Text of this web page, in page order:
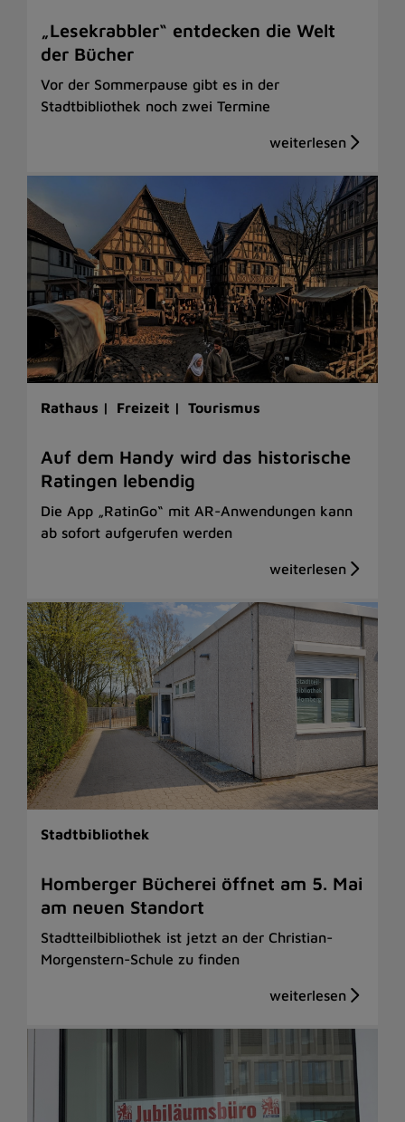
„Lesekrabbler“ entdecken die Welt
der Bücher
Vor der Sommerpause gibt es in der
Stadtbibliothek noch zwei Termine
Rathaus | Freizeit | Tourismus
Auf dem Handy wird das historische
Ratingen lebendig
Die App „RatinGo“ mit AR-Anwendungen kann
ab sofort aufgerufen werden
Stadtbibliothek
Homberger Bücherei öffnet am 5. Mai
am neuen Standort
Stadtteilbibliothek ist jetzt an der Christian-
Morgenstern-Schule zu finden